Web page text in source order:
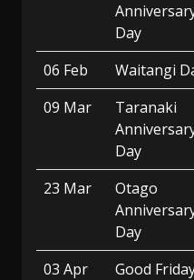
Day
06 Feb
Waitangi
09 Mar
Taranaki
Day
23 Mar
Otago
Day
03 Apr Good